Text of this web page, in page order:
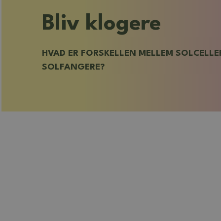
Bliv klogere
HVAD ER FORSKELLEN MELLEM
SOLFANGERE?